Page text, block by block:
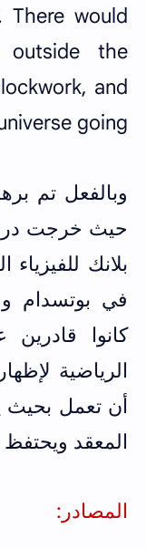
would
the
and
going)
وبالفعل تم
حيث خرجت
بلانك للفيزياء
في بوتسدام
كانوا
الرياضية
أن تعمل بحيث
المعقد
المصادر: